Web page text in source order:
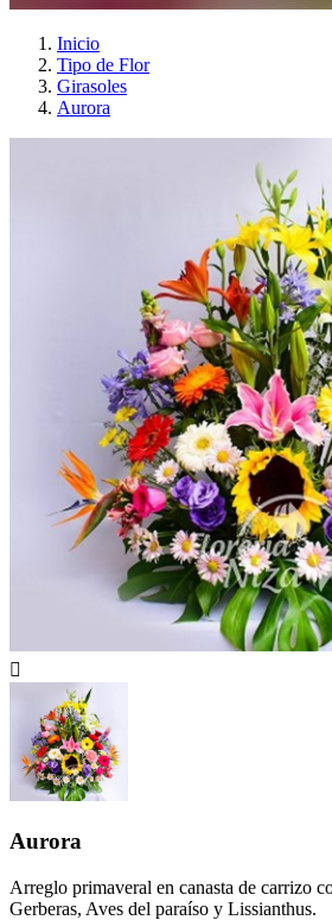
Inicio
Tipo de Flor
Girasoles
Aurora

Aurora
Arreglo primaveral en canasta de carrizo
Gerberas, Aves del paraíso y Lissianthus.